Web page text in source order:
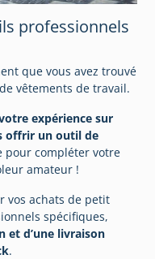
professionnels
que vous avez trouvé
vêtements de travail.
expérience sur
offrir un outil de
pour compléter votre
amateur !
vos achats de petit
spécifiques,
et d’une livraison
.